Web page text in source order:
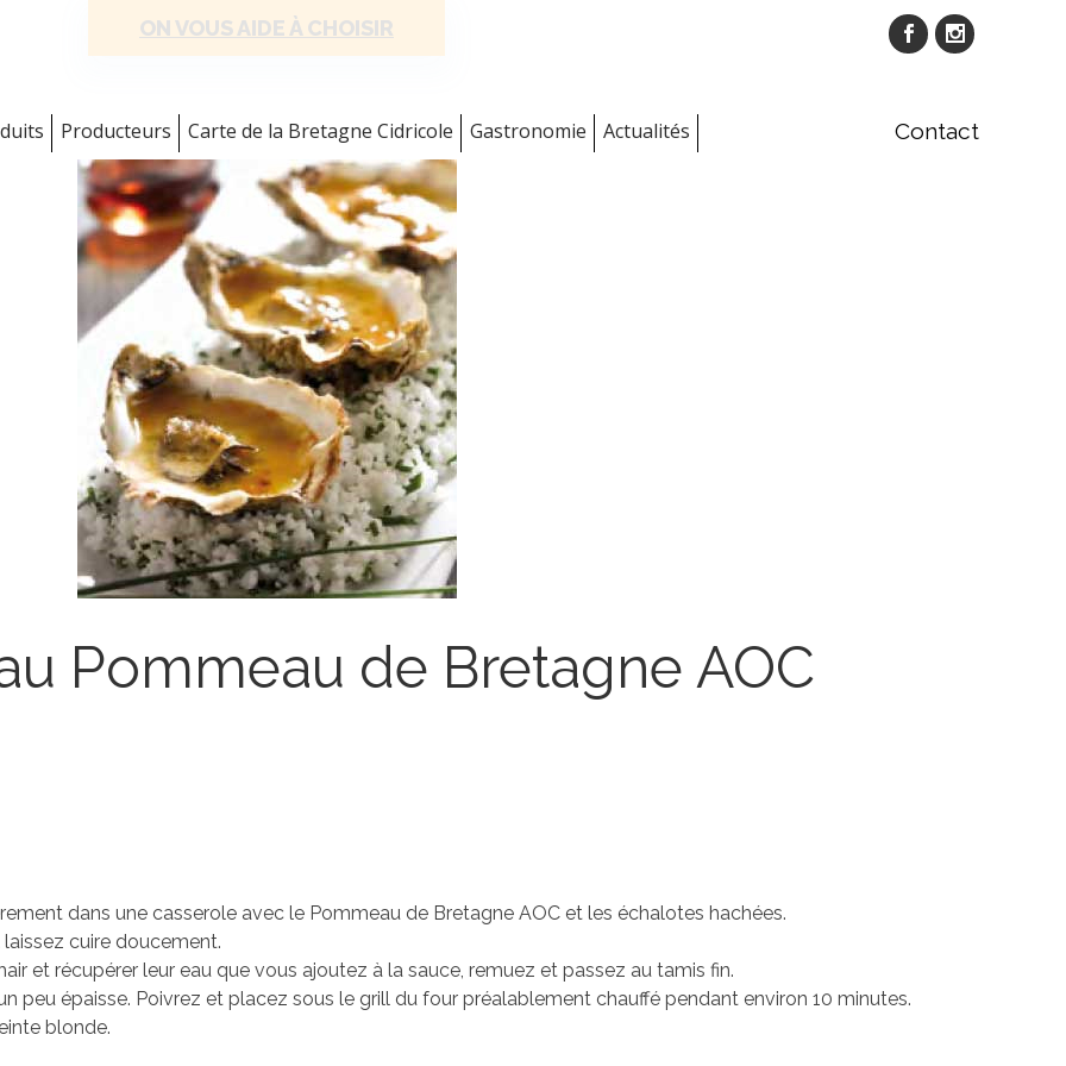
ON VOUS AIDE À CHOISIR
Producteurs Carte de la Bretagne Cidricole Gastronomie Actualités Contact
Pommeau de Bretagne AOC
dans une casserole avec le Pommeau de Bretagne AOC et les échalotes hachées.
cuire doucement.
et récupérer leur eau que vous ajoutez à la sauce, remuez et passez au tamis fin.
peu épaisse. Poivrez et placez sous le grill du four préalablement chauffé pendant environ 10 minutes.
blonde.